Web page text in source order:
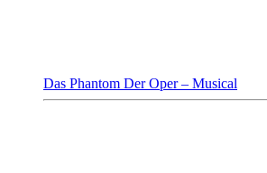
Das Phantom Der Oper – Musical